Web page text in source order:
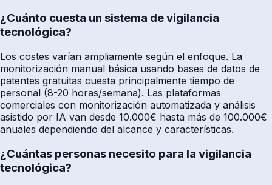
¿Cuánto cuesta un sistema de vigilancia
tecnológica?
Los costes varían ampliamente según el enfoque. La
monitorización manual básica usando bases de datos de
patentes gratuitas cuesta principalmente tiempo de
personal (8-20 horas/semana). Las plataformas
comerciales con monitorización automatizada y análisis
asistido por IA van desde 10.000€ hasta más de 100.000€
anuales dependiendo del alcance y características.
¿Cuántas personas necesito para la vigilancia
tecnológica?